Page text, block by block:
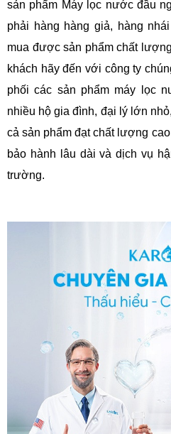
sản phẩm Máy lọc nước đầu
phải hàng hàng giả, hàng
mua được sản phẩm chất
khách hãy đến với công ty
phối các sản phẩm máy lọc
nhiều hộ gia đình, đại lý lớn
cả sản phẩm đạt chất lượng
bảo hành lâu dài và dịch vụ
trường.